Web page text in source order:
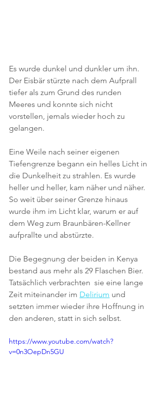
Es wurde dunkel und dunkler um ihn.
Der Eisbär stürzte nach dem Aufprall
tiefer als zum Grund des runden
Meeres und konnte sich nicht
vorstellen, jemals wieder hoch zu
gelangen.
Eine Weile nach seiner eigenen
Tiefengrenze begann ein helles Licht in
die Dunkelheit zu strahlen. Es wurde
heller und heller, kam näher und näher.
So weit über seiner Grenze hinaus
wurde ihm im Licht klar, warum er auf
dem Weg zum Braunbären-Kellner
aufprallte und abstürzte.
Die Begegnung der beiden in Kenya
bestand aus mehr als 29 Flaschen Bier.
Tatsächlich verbrachten  sie eine lange
Zeit miteinander im Delirium und
setzten immer wieder ihre Hoffnung in
den anderen, statt in sich selbst.
https://www.youtube.com/watch?
v=0n3OepDn5GU